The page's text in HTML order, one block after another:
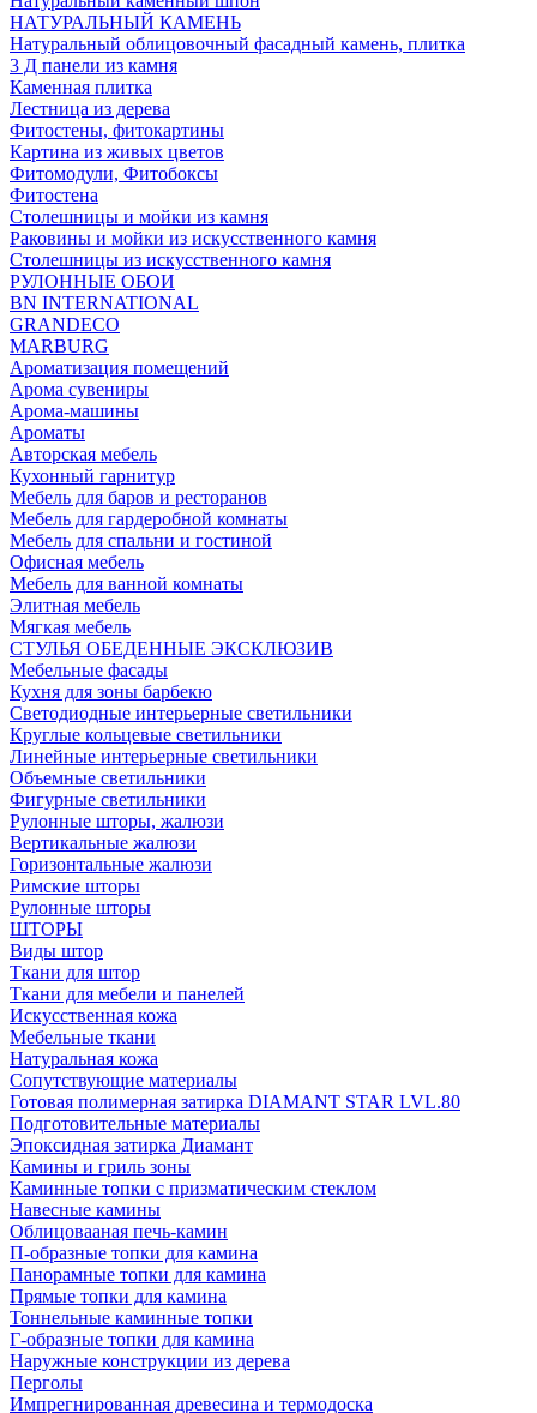
НАТУРАЛЬНЫЙ КАМЕНЬ
Натуральный облицовочный фасадный камень, плитка
3 Д панели из камня
Каменная плитка
Лестница из дерева
Фитостены, фитокартины
Картина из живых цветов
Фитомодули, Фитобоксы
Фитостена
Столешницы и мойки из камня
Раковины и мойки из искусственного камня
Столешницы из искусственного камня
РУЛОННЫЕ ОБОИ
BN INTERNATIONAL
GRANDECO
MARBURG
Ароматизация помещений
Арома сувениры
Арома-машины
Ароматы
Авторская мебель
Кухонный гарнитур
Мебель для баров и ресторанов
Мебель для гардеробной комнаты
Мебель для спальни и гостиной
Офисная мебель
Мебель для ванной комнаты
Элитная мебель
Мягкая мебель
СТУЛЬЯ ОБЕДЕННЫЕ ЭКСКЛЮЗИВ
Мебельные фасады
Кухня для зоны барбекю
Светодиодные интерьерные светильники
Круглые кольцевые светильники
Линейные интерьерные светильники
Объемные светильники
Фигурные светильники
Рулонные шторы, жалюзи
Вертикальные жалюзи
Горизонтальные жалюзи
Римские шторы
Рулонные шторы
ШТОРЫ
Виды штор
Ткани для штор
Ткани для мебели и панелей
Искусственная кожа
Мебельные ткани
Натуральная кожа
Сопутствующие материалы
Готовая полимерная затирка DIAMANT STAR LVL.80
Подготовительные материалы
Эпоксидная затирка Диамант
Камины и гриль зоны
Каминные топки с призматическим стеклом
Навесные камины
Облицовааная печь-камин
П-образные топки для камина
Панорамные топки для камина
Прямые топки для камина
Тоннельные каминные топки
Г-образные топки для камина
Наружные конструкции из дерева
Перголы
Импрегнированная древесина и термодоска